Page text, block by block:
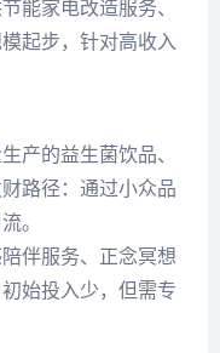
能家电改造服务、
起步，针对高收入
产的益生菌饮品、
路径：通过小众品
。
伴服务、正念冥想
始投入少，但需专